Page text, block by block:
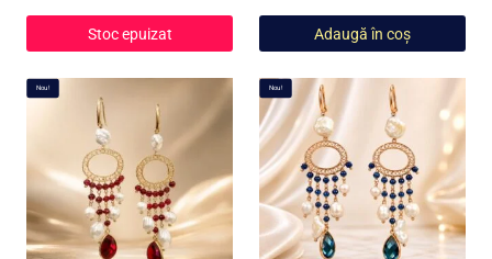
inițial
a
fost:
749,00 lei.
curent
649,00 lei.
Stoc epuizat
a
fost:
349,00 lei.
este:
249,00
Adaugă în coș
Nou! Nou!